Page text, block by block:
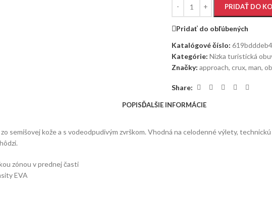
PRIDAŤ DO
Pridať do obľúbených
Katalógové číslo:
Kategórie: Nízka turistická
Značky: approach, crux, man,
Share:
POPISĎALŠIE INFORMÁCIE
semišovej kože a s vodeodpudivým zvrškom. Vhodná na celodenné výlety,
zónou v prednej časti
EVA